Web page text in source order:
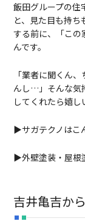
飯田グループの住
と、見た目も持
する前に、「この
んです。
「業者に聞くん
んし…」そんな気
してくれたら嬉し
▶サガテクノはこ
▶外壁塗装・屋根
吉井亀吉か